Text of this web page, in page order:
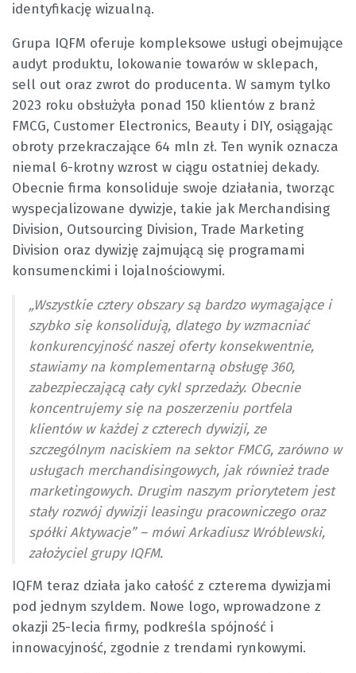
identyfikację wizualną.
Grupa IQFM oferuje kompleksowe usługi obejmujące
audyt produktu, lokowanie towarów w sklepach,
sell out oraz zwrot do producenta. W samym tylko
2023 roku obsłużyła ponad 150 klientów z branż
FMCG, Customer Electronics, Beauty i DIY, osiągając
obroty przekraczające 64 mln zł. Ten wynik oznacza
niemal 6-krotny wzrost w ciągu ostatniej dekady.
Obecnie firma konsoliduje swoje działania, tworząc
wyspecjalizowane dywizje, takie jak Merchandising
Division, Outsourcing Division, Trade Marketing
Division oraz dywizję zajmującą się programami
konsumenckimi i lojalnościowymi.
„Wszystkie cztery obszary są bardzo wymagające i
szybko się konsolidują, dlatego by wzmacniać
konkurencyjność naszej oferty konsekwentnie,
stawiamy na komplementarną obsługę 360,
zabezpieczającą cały cykl sprzedaży. Obecnie
koncentrujemy się na poszerzeniu portfela
klientów w każdej z czterech dywizji, ze
szczególnym naciskiem na sektor FMCG, zarówno w
usługach merchandisingowych, jak również trade
marketingowych. Drugim naszym priorytetem jest
stały rozwój dywizji leasingu pracowniczego oraz
spółki Aktywacje” – mówi Arkadiusz Wróblewski,
założyciel grupy IQFM.
IQFM teraz działa jako całość z czterema dywizjami
pod jednym szyldem. Nowe logo, wprowadzone z
okazji 25-lecia firmy, podkreśla spójność i
innowacyjność, zgodnie z trendami rynkowymi.